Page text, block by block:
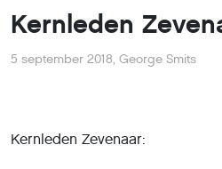
Kernleden
5 september 2018, George Smits
Kernleden Zevenaar: